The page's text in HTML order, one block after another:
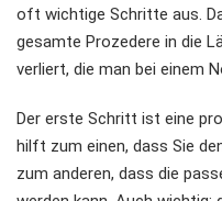
oft wichtige Schritte aus.
gesamte Prozedere in die
verliert, die man bei einem
Der erste Schritt ist eine
hilft zum einen, dass Sie
zum anderen, dass die